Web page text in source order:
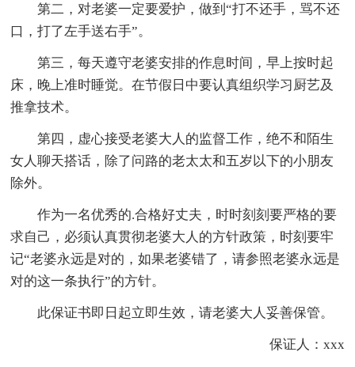
第二，对老婆一定要爱护，做到“打不还手，骂不还
口，打了左手送右手”。
第三，每天遵守老婆安排的作息时间，早上按时起
床，晚上准时睡觉。在节假日中要认真组织学习厨艺及
推拿技术。
第四，虚心接受老婆大人的监督工作，绝不和陌生
女人聊天搭话，除了问路的老太太和五岁以下的小朋友
除外。
作为一名优秀的.合格好丈夫，时时刻刻要严格的要
求自己，必须认真贯彻老婆大人的方针政策，时刻要牢
记“老婆永远是对的，如果老婆错了，请参照老婆永远是
对的这一条执行”的方针。
此保证书即日起立即生效，请老婆大人妥善保管。
保证人：xxx